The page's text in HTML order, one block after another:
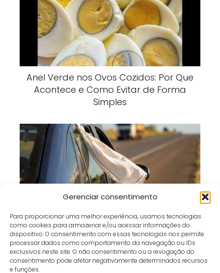
Gerenciar consentimento
Para proporcionar uma melhor experiência, usamos tecnologias
como cookies para armazenar e/ou acessar informações do
dispositivo. O consentimento com essas tecnologias nos permite
processar dados como comportamento da navegação ou IDs
exclusivos neste site. O não consentimento ou a revogação do
consentimento pode afetar negativamente determinados recursos
e funções.
Anel Verde nos Ovos Cozidos: Por Que
Acontece e Como Evitar de Forma
Simples
Esse Sinal Significa nas Estradas?